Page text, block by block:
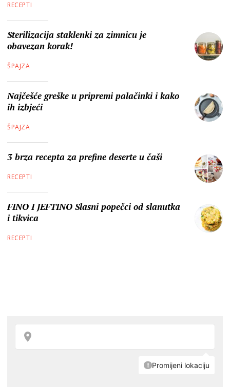
RECEPTI
Sterilizacija staklenki za zimnicu je
obavezan korak!
ŠPAJZA
Najčešće greške u pripremi palačinki i kako
ih izbjeći
ŠPAJZA
3 brza recepta za prefine deserte u čaši
RECEPTI
FINO I JEFTINO Slasni popečci od slanutka
i tikvica
RECEPTI